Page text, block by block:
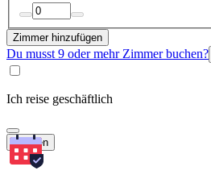
Zimmer hinzufügen
Du musst 9 oder mehr Zimmer buchen?
Ich reise geschäftlich
Suchen